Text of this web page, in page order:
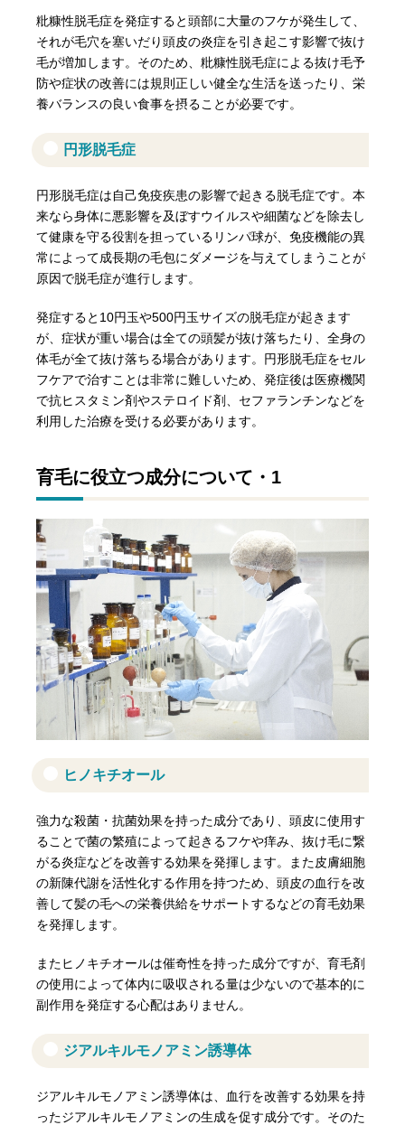
粃糠性脱毛症を発症すると頭部に大量のフケが発生して、
それが毛穴を塞いだり頭皮の炎症を引き起こす影響で抜け
毛が増加します。そのため、粃糠性脱毛症による抜け毛予
防や症状の改善には規則正しい健全な生活を送ったり、栄
養バランスの良い食事を摂ることが必要です。
円形脱毛症
円形脱毛症は自己免疫疾患の影響で起きる脱毛症です。本
来なら身体に悪影響を及ぼすウイルスや細菌などを除去し
て健康を守る役割を担っているリンパ球が、免疫機能の異
常によって成長期の毛包にダメージを与えてしまうことが
原因で脱毛症が進行します。
発症すると10円玉や500円玉サイズの脱毛症が起きます
が、症状が重い場合は全ての頭髪が抜け落ちたり、全身の
体毛が全て抜け落ちる場合があります。円形脱毛症をセル
フケアで治すことは非常に難しいため、発症後は医療機関
で抗ヒスタミン剤やステロイド剤、セファランチンなどを
利用した治療を受ける必要があります。
育毛に役立つ成分について・1
ヒノキチオール
強力な殺菌・抗菌効果を持った成分であり、頭皮に使用す
ることで菌の繁殖によって起きるフケや痒み、抜け毛に繋
がる炎症などを改善する効果を発揮します。また皮膚細胞
の新陳代謝を活性化する作用を持つため、頭皮の血行を改
善して髪の毛への栄養供給をサポートするなどの育毛効果
を発揮します。
またヒノキチオールは催奇性を持った成分ですが、育毛剤
の使用によって体内に吸収される量は少ないので基本的に
副作用を発症する心配はありません。
ジアルキルモノアミン誘導体
ジアルキルモノアミン誘導体は、血行を改善する効果を持
ったジアルキルモノアミンの生成を促す成分です。そのた